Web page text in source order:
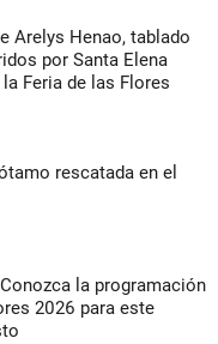
Arelys Henao, tablado
por Santa Elena
Feria de las Flores
rescatada en el
la programación
2026 para este